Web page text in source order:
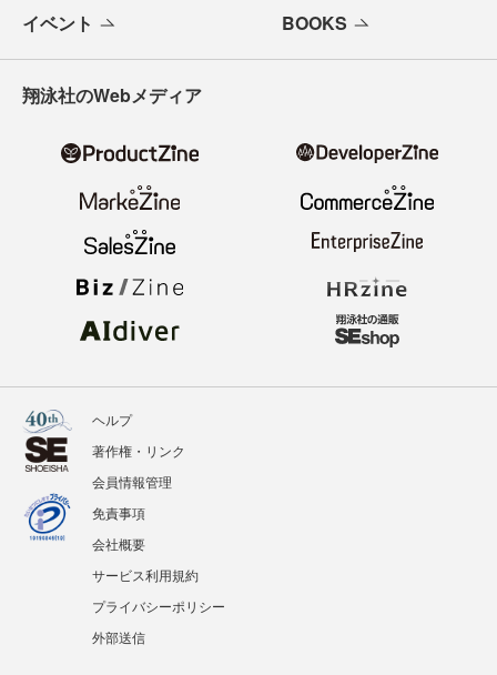
イベント BOOKS
翔泳社のWebメディア
ヘルプ
著作権・リンク
会員情報管理
免責事項
会社概要
サービス利用規約
プライバシーポリシー
外部送信